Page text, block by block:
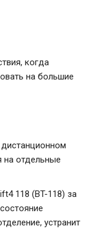
когда
на большие
на отдельные
118 (BT-118) за
устранит